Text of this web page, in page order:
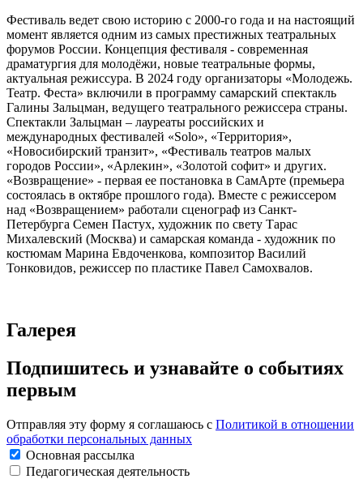
Фестиваль ведет свою историю с 2000-го года и на настоящий
момент является одним из самых престижных театральных
форумов России. Концепция фестиваля - современная
драматургия для молодёжи, новые театральные формы,
актуальная режиссура. В 2024 году организаторы «Молодежь.
Театр. Феста» включили в программу самарский спектакль
Галины Зальцман, ведущего театрального режиссера страны.
Спектакли Зальцман – лауреаты российских и
международных фестивалей «Solo», «Территория»,
«Новосибирский транзит», «Фестиваль театров малых
городов России», «Арлекин», «Золотой софит» и других.
«Возвращение» - первая ее постановка в СамАрте (премьера
состоялась в октябре прошлого года). Вместе с режиссером
над «Возвращением» работали сценограф из Санкт-
Петербурга Семен Пастух, художник по свету Тарас
Михалевский (Москва) и самарская команда - художник по
костюмам Марина Евдоченкова, композитор Василий
Тонковидов, режиссер по пластике Павел Самохвалов.
Галерея
Подпишитесь и узнавайте о событиях
первым
Отправляя эту форму я соглашаюсь с Политикой в отношении
обработки персональных данных
Основная рассылка
Педагогическая деятельность